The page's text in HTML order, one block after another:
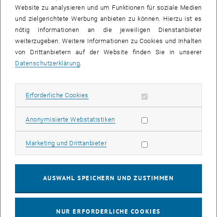
Wir sind allen Teilnehmern des Runden Tisches für ihren wertvollen
Beitrag dankbar: Ilva Lehner and Jakob Rund (members of student
council), Josef-Dieter Deix (COO, PORR Group ), Christina Rebernik
Wir sind allen Teilnehmern des Runden Tisches für ihren wertvollen
Website zu analysieren und um Funktionen für soziale Medien
und zielgerichtete Werbung anbieten zu können. Hierzu ist es
nötig Informationen an die jeweiligen Dienstanbieter
weiterzugeben. Weitere Informationen zu Cookies und Inhalten
von Drittanbietern auf der Website finden Sie in unserer
Datenschutzerklärung
Erforderliche Cookies Erforderliche Cookies zulassen
Anonymisierte WebstatistikenStatistik Cookies zulassen
Marketing und DrittanbieterMarketing Cookies zulassen
AUSWAHL SPEICHERN UND ZUSTIMMEN
NUR ERFORDERLICHE COOKIES